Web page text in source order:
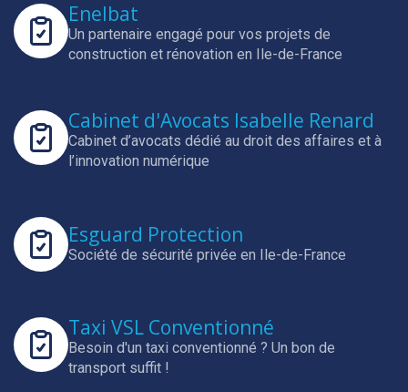
Enelbat
Un partenaire engagé pour vos projets de
construction et rénovation en Ile-de-France
Cabinet d'Avocats Isabelle Renard
Cabinet d’avocats dédié au droit des affaires et à
l’innovation numérique
Esguard Protection
Société de sécurité privée en Ile-de-France
Taxi VSL Conventionné
Besoin d'un taxi conventionné ? Un bon de
transport suffit !